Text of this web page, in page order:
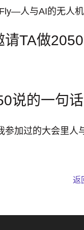
人与AI的无人机
TA做2050
说的一句话
参加过的大会里人
返